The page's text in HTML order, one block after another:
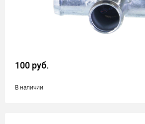
100 руб.
В наличии